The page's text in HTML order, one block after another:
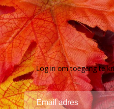
Log in om toegang te